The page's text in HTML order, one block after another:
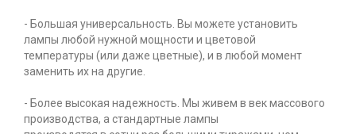
- Большая универсальность. Вы можете установить
лампы любой нужной мощности и цветовой
температуры (или даже цветные), и в любой момент
заменить их на другие.
- Более высокая надежность. Мы живем в век массового
производства, а стандартные лампы